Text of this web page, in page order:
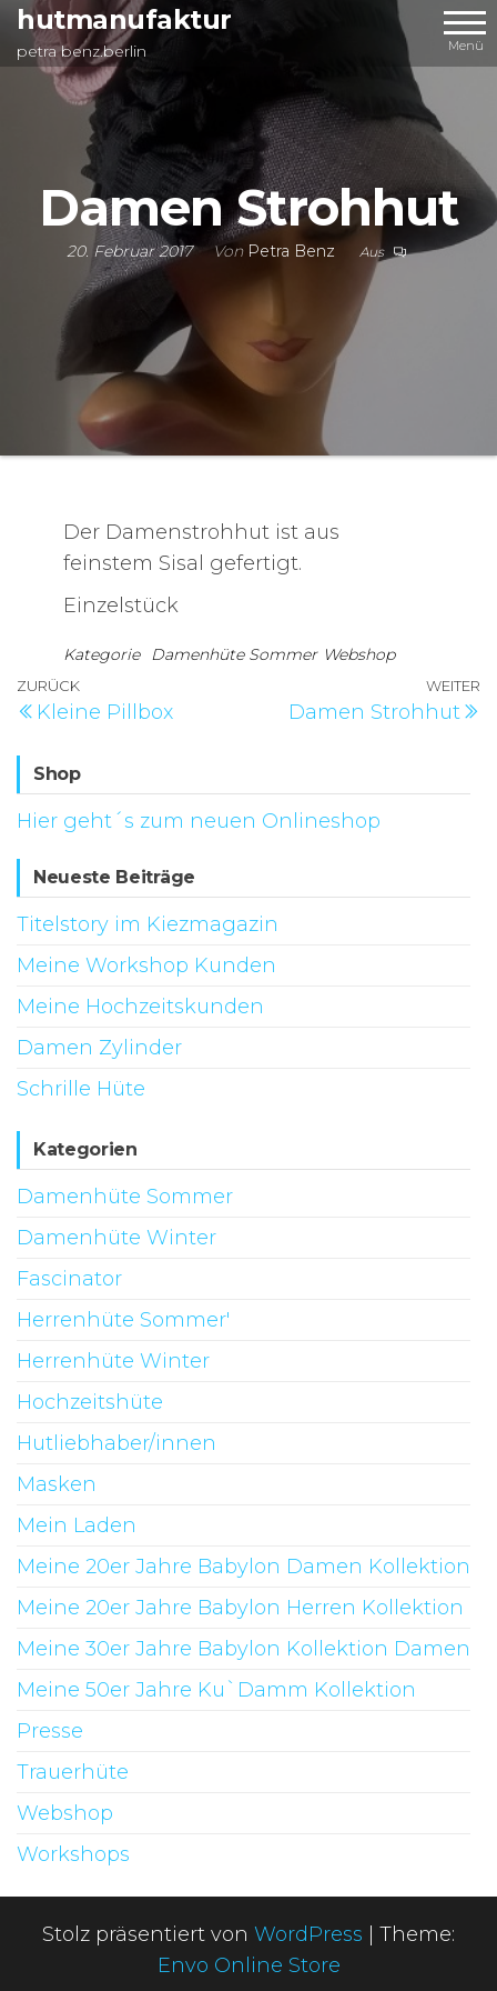
Zum
Inhalt
springen
hutmanufaktur
petra benz.berlin Menü
Damen Strohhut
20. Februar 2017 VonPetra Benz Aus
Der Damenstrohhut ist aus
feinstem Sisal gefertigt.
Einzelstück
Kategorie Damenhüte Sommer Webshop
Beitragsnavigation
Vorheriger
Beitrag
ZURÜCK
Kleine Pillbox
WEITER
Damen Strohhut
Shop
Hier geht´s zum neuen Onlineshop
Neueste Beiträge
Titelstory im Kiezmagazin
Meine Workshop Kunden
Meine Hochzeitskunden
Damen Zylinder
Schrille Hüte
Kategorien
Damenhüte Sommer
Damenhüte Winter
Fascinator
Herrenhüte Sommer'
Herrenhüte Winter
Hochzeitshüte
Hutliebhaber/innen
Masken
Mein Laden
Meine 20er Jahre Babylon Damen Kollektion
Meine 20er Jahre Babylon Herren Kollektion
Meine 30er Jahre Babylon Kollektion Damen
Meine 50er Jahre Ku`Damm Kollektion
Presse
Trauerhüte
Webshop
Workshops
Stolz präsentiert von WordPress
Theme:
Envo Online Store